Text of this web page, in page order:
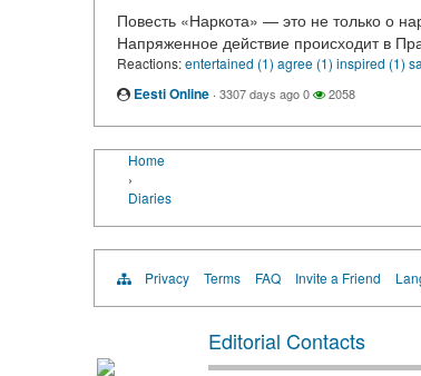
Повесть «Наркота» — это не только о
Напряженное действие происходит в
Reactions: entertained (1) agree (1) inspired (1)
Eesti Online · 3307 days ago 0 2058
Home
›
Diaries
Privacy Terms FAQ Invite a Friend
Editorial Contacts